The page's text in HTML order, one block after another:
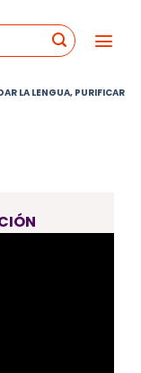
LA LENGUA, PURIFICAR